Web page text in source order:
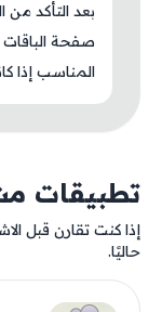
بعد التأكد من
صفحة الباقات
المناسب إذا
تطبيقات
إذا كنت تقارن قبل
حاليًا.